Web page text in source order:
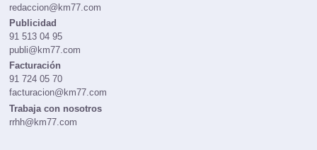
redaccion@km77.com
Publicidad
91 513 04 95
publi@km77.com
Facturación
91 724 05 70
facturacion@km77.com
Trabaja con nosotros
rrhh@km77.com